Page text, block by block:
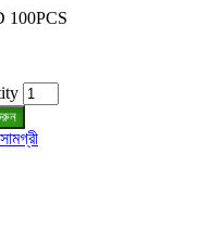
100PCS